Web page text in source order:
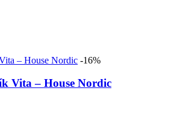
-16%
Vita – House Nordic